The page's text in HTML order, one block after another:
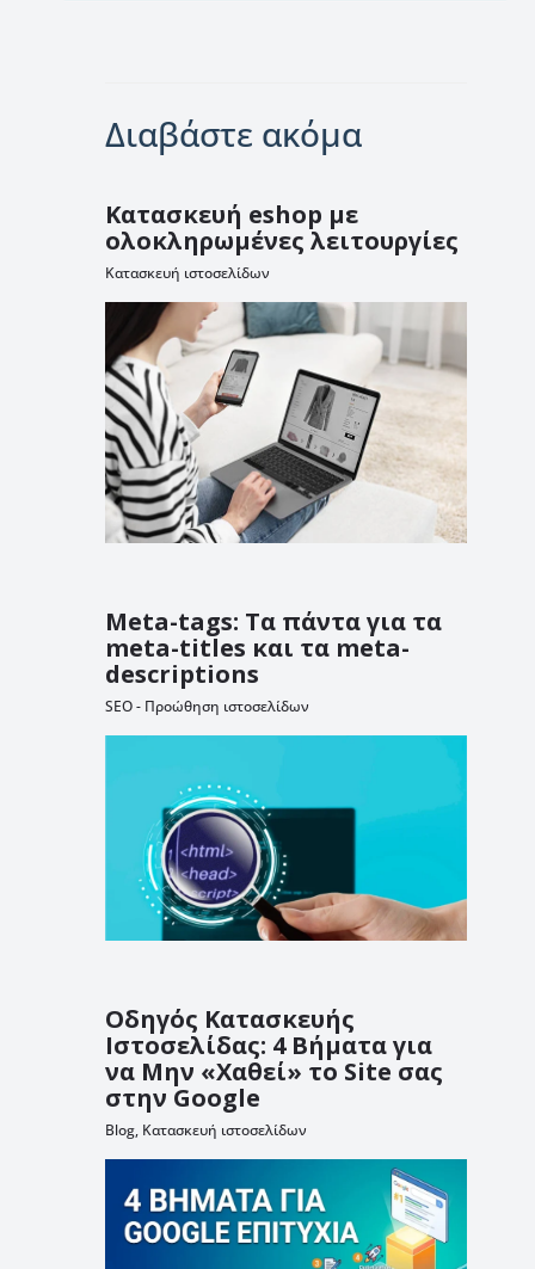
Διαβάστε ακόμα
Κατασκευή eshop με
ολοκληρωμένες λειτουργίες
Κατασκευή ιστοσελίδων
Meta-tags: Τα πάντα για τα
meta-titles και τα meta-
descriptions
SEO - Προώθηση ιστοσελίδων
Οδηγός Κατασκευής
Ιστοσελίδας: 4 Βήματα για
να Μην «Χαθεί» το Site σας
στην Google
Blog, Κατασκευή ιστοσελίδων